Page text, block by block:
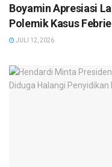
Boyamin Apresiasi
Polemik Kasus
JULI 12, 2026